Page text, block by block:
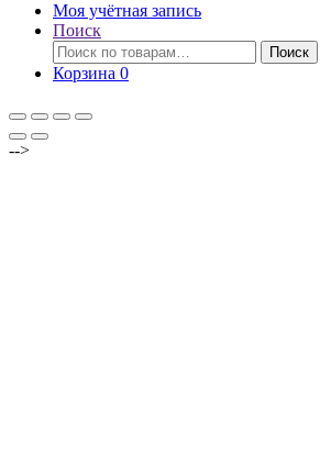
Моя учётная запись
Поиск
Искать:
Поиск
Корзина 0
-->